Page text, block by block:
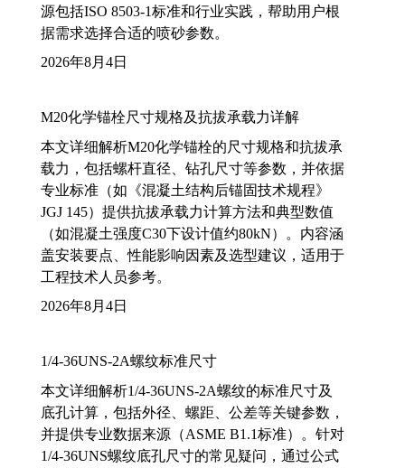
源包括ISO 8503-1标准和行业实践，帮助用户根
据需求选择合适的喷砂参数。
2026年8月4日
M20化学锚栓尺寸规格及抗拔承载力详解
本文详细解析M20化学锚栓的尺寸规格和抗拔承
载力，包括螺杆直径、钻孔尺寸等参数，并依据
专业标准（如《混凝土结构后锚固技术规程》
JGJ 145）提供抗拔承载力计算方法和典型数值
（如混凝土强度C30下设计值约80kN）。内容涵
盖安装要点、性能影响因素及选型建议，适用于
工程技术人员参考。
2026年8月4日
1/4-36UNS-2A螺纹标准尺寸
本文详细解析1/4-36UNS-2A螺纹的标准尺寸及
底孔计算，包括外径、螺距、公差等关键参数，
并提供专业数据来源（ASME B1.1标准）。针对
1/4-36UNS螺纹底孔尺寸的常见疑问，通过公式